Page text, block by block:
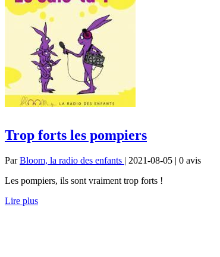
Trop forts les pompiers
ParBloom, la radio des enfants | 2021-08-05 | 0 avis
Les pompiers, ils sont vraiment trop forts !
Lire plus